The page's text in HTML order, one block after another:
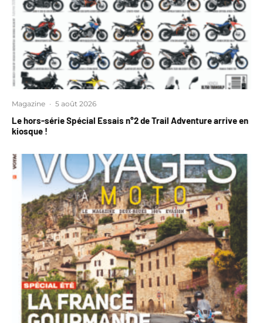
Magazine · 5 août 2026
Le hors-série Spécial Essais n°2 de Trail Adventure arrive en
kiosque !